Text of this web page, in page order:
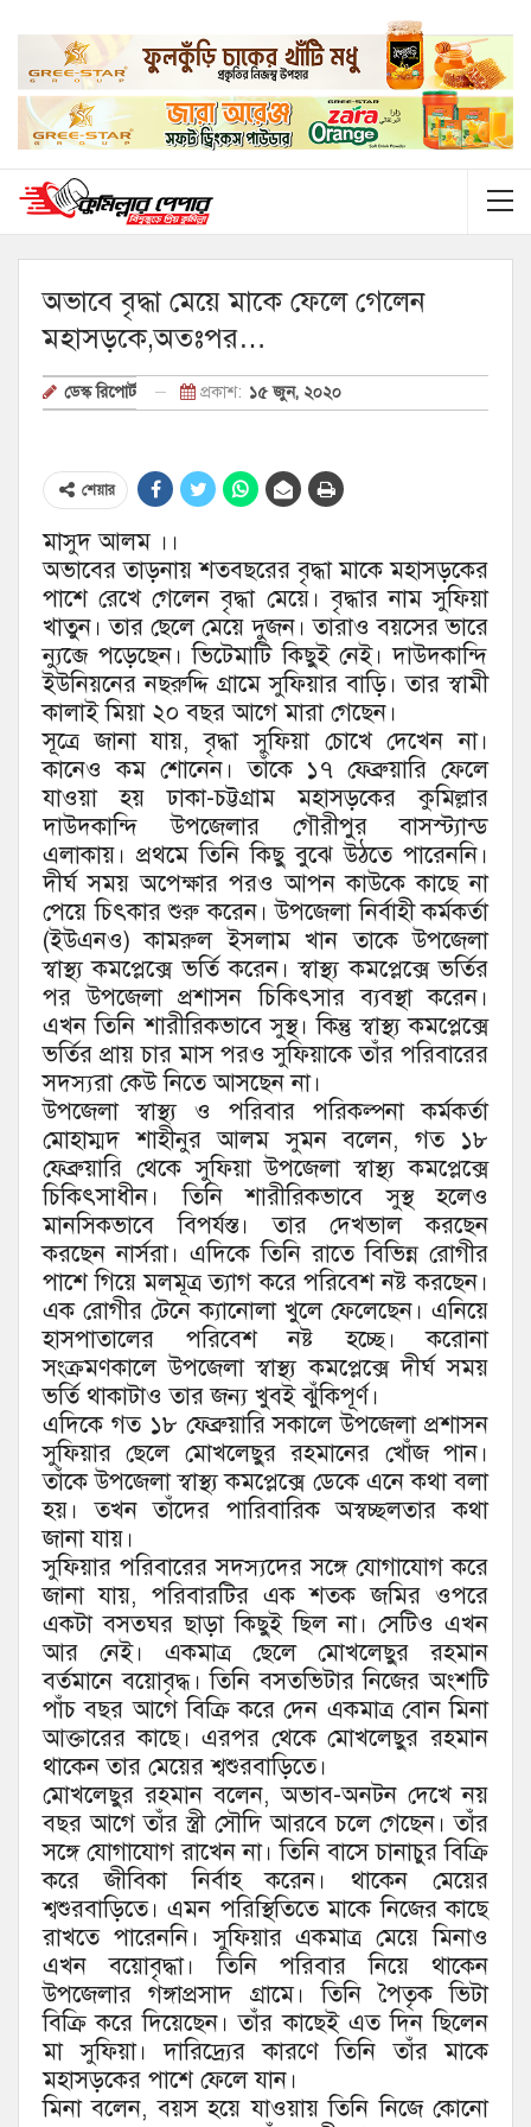
অভাবে বৃদ্ধা মেয়ে মাকে ফেলে গেলেন
মহাসড়কে,অতঃপর…
ডেস্ক রিপোর্ট প্রকাশ: ১৫ জুন, ২০২০
শেয়ার
মাসুদ আলম ।।
অভাবের তাড়নায় শতবছরের বৃদ্ধা মাকে মহাসড়কের
পাশে রেখে গেলেন বৃদ্ধা মেয়ে। বৃদ্ধার নাম সুফিয়া
খাতুন। তার ছেলে মেয়ে দুজন। তারাও বয়সের ভারে
ন্যুব্জে পড়েছেন। ভিটেমাটি কিছুই নেই। দাউদকান্দি
ইউনিয়নের নছরুদ্দি গ্রামে সুফিয়ার বাড়ি। তার স্বামী
কালাই মিয়া ২০ বছর আগে মারা গেছেন।
সূত্রে জানা যায়, বৃদ্ধা সুফিয়া চোখে দেখেন না।
কানেও কম শোনেন। তাঁকে ১৭ ফেব্রুয়ারি ফেলে
যাওয়া হয় ঢাকা-চট্টগ্রাম মহাসড়কের কুমিল্লার
দাউদকান্দি উপজেলার গৌরীপুর বাসস্ট্যান্ড
এলাকায়। প্রথমে তিনি কিছু বুঝে উঠতে পারেননি।
দীর্ঘ সময় অপেক্ষার পরও আপন কাউকে কাছে না
পেয়ে চিৎকার শুরু করেন। উপজেলা নির্বাহী কর্মকর্তা
(ইউএনও) কামরুল ইসলাম খান তাকে উপজেলা
স্বাস্থ্য কমপ্লেক্সে ভর্তি করেন। স্বাস্থ্য কমপ্লেক্সে ভর্তির
পর উপজেলা প্রশাসন চিকিৎসার ব্যবস্থা করেন।
এখন তিনি শারীরিকভাবে সুস্থ। কিন্তু স্বাস্থ্য কমপ্লেক্সে
ভর্তির প্রায় চার মাস পরও সুফিয়াকে তাঁর পরিবারের
সদস্যরা কেউ নিতে আসছেন না।
উপজেলা স্বাস্থ্য ও পরিবার পরিকল্পনা কর্মকর্তা
মোহাম্মদ শাহীনুর আলম সুমন বলেন, গত ১৮
ফেব্রুয়ারি থেকে সুফিয়া উপজেলা স্বাস্থ্য কমপ্লেক্সে
চিকিৎসাধীন। তিনি শারীরিকভাবে সুস্থ হলেও
মানসিকভাবে বিপর্যস্ত। তার দেখভাল করছেন
করছেন নার্সরা। এদিকে তিনি রাতে বিভিন্ন রোগীর
পাশে গিয়ে মলমূত্র ত্যাগ করে পরিবেশ নষ্ট করছেন।
এক রোগীর টেনে ক্যানোলা খুলে ফেলেছেন। এনিয়ে
হাসপাতালের পরিবেশ নষ্ট হচ্ছে। করোনা
সংক্রমণকালে উপজেলা স্বাস্থ্য কমপ্লেক্সে দীর্ঘ সময়
ভর্তি থাকাটাও তার জন্য খুবই ঝুঁকিপূর্ণ।
এদিকে গত ১৮ ফেব্রুয়ারি সকালে উপজেলা প্রশাসন
সুফিয়ার ছেলে মোখলেছুর রহমানের খোঁজ পান।
তাঁকে উপজেলা স্বাস্থ্য কমপ্লেক্সে ডেকে এনে কথা বলা
হয়। তখন তাঁদের পারিবারিক অস্বচ্ছলতার কথা
জানা যায়।
সুফিয়ার পরিবারের সদস্যদের সঙ্গে যোগাযোগ করে
জানা যায়, পরিবারটির এক শতক জমির ওপরে
একটা বসতঘর ছাড়া কিছুই ছিল না। সেটিও এখন
আর নেই। একমাত্র ছেলে মোখলেছুর রহমান
বর্তমানে বয়োবৃদ্ধ। তিনি বসতভিটার নিজের অংশটি
পাঁচ বছর আগে বিক্রি করে দেন একমাত্র বোন মিনা
আক্তারের কাছে। এরপর থেকে মোখলেছুর রহমান
থাকেন তার মেয়ের শ্বশুরবাড়িতে।
মোখলেছুর রহমান বলেন, অভাব-অনটন দেখে নয়
বছর আগে তাঁর স্ত্রী সৌদি আরবে চলে গেছেন। তাঁর
সঙ্গে যোগাযোগ রাখেন না। তিনি বাসে চানাচুর বিক্রি
করে জীবিকা নির্বাহ করেন। থাকেন মেয়ের
শ্বশুরবাড়িতে। এমন পরিস্থিতিতে মাকে নিজের কাছে
রাখতে পারেননি। সুফিয়ার একমাত্র মেয়ে মিনাও
এখন বয়োবৃদ্ধা। তিনি পরিবার নিয়ে থাকেন
উপজেলার গঙ্গাপ্রসাদ গ্রামে। তিনি পৈতৃক ভিটা
বিক্রি করে দিয়েছেন। তাঁর কাছেই এত দিন ছিলেন
মা সুফিয়া। দারিদ্র্যের কারণে তিনি তাঁর মাকে
মহাসড়কের পাশে ফেলে যান।
মিনা বলেন, বয়স হয়ে যাওয়ায় তিনি নিজে কোনো